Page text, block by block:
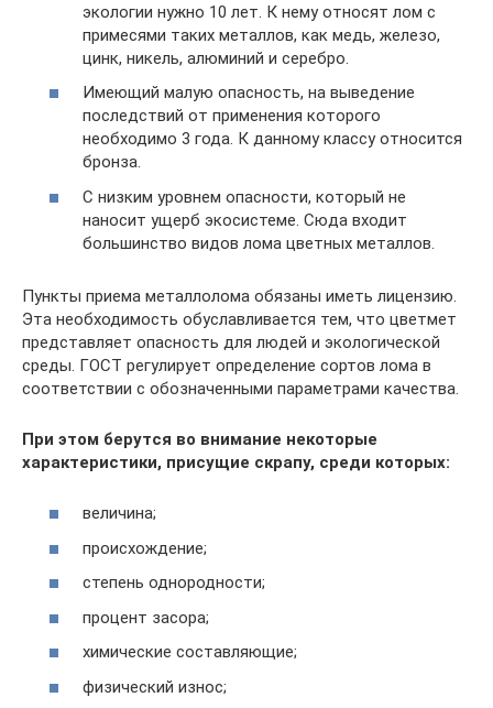
экологии нужно 10 лет. К нему относят лом с
примесями таких металлов, как медь, железо,
цинк, никель, алюминий и серебро.
Имеющий малую опасность, на выведение
последствий от применения которого
необходимо 3 года. К данному классу относится
бронза.
С низким уровнем опасности, который не
наносит ущерб экосистеме. Сюда входит
большинство видов лома цветных металлов.
Пункты приема металлолома обязаны иметь лицензию.
Эта необходимость обуславливается тем, что цветмет
представляет опасность для людей и экологической
среды. ГОСТ регулирует определение сортов лома в
соответствии с обозначенными параметрами качества.
При этом берутся во внимание некоторые
характеристики, присущие скрапу, среди которых:
величина;
происхождение;
степень однородности;
процент засора;
химические составляющие;
физический износ;